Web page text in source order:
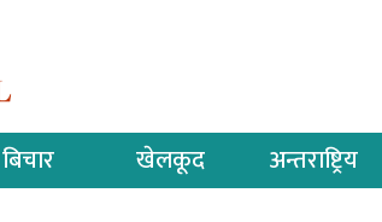
बिचार खेलकूद अन्तराष्ट्रिय